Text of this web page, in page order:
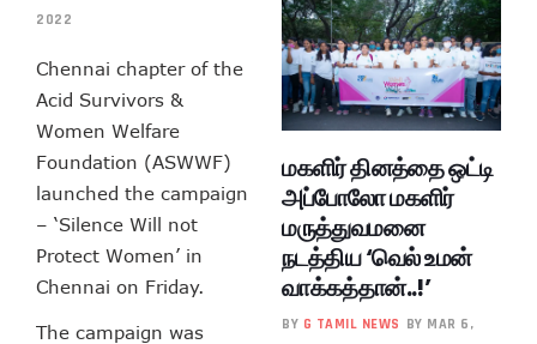
2022
Chennai chapter of the
Acid Survivors &
Women Welfare
Foundation (ASWWF)
launched the campaign
– ‘Silence Will not
Protect Women’ in
Chennai on Friday.
The campaign was
மகளிர் தினத்தை ஒட்டி
அப்போலோ மகளிர்
மருத்துவமனை
நடத்திய ‘வெல் உமன்
வாக்கத்தான்..!’
BY G TAMIL NEWS BY MAR 6,